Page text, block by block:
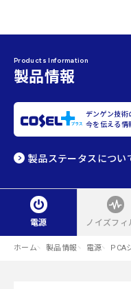
Products Information
製品情報
デンゲン技術
今を伝える情
製品ステータスについ
電源 ノイズフィ
ホーム 製品情報 電源 PCA